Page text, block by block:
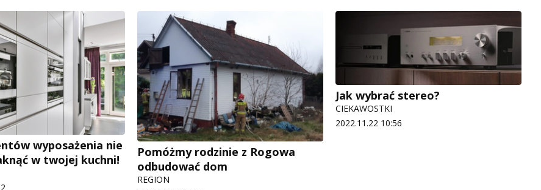
wyposażenia nie
w twojej kuchni!
Pomóżmy rodzinie z Rogowa
odbudować dom
REGION
Jak wybrać stereo?
CIEKAWOSTKI
2022.11.22 10:56